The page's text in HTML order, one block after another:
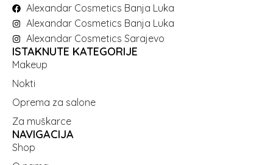
Alexandar Cosmetics Banja Luka
Alexandar Cosmetics Banja Luka
Alexandar Cosmetics Sarajevo
ISTAKNUTE KATEGORIJE
Makeup
Nokti
Oprema za salone
Za muškarce
NAVIGACIJA
Shop